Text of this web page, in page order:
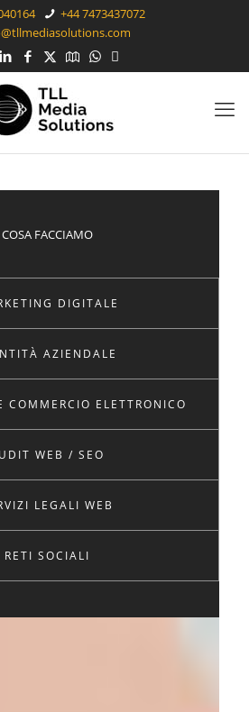
+44 7473437072
COSA FACCIAMO
DIGITALE
AZIENDALE
COMMERCIO ELETTRONICO
WEB / SEO
LEGALI WEB
RETI SOCIALI